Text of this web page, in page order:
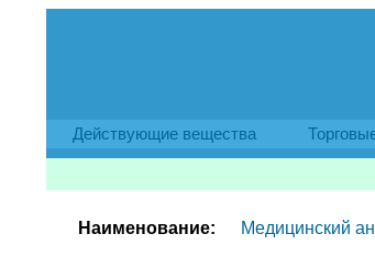
Действующие вещества
Наименование:
Медицинский